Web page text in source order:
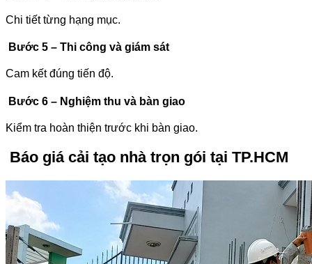
Chi tiết từng hạng mục.
Bước 5 – Thi công và giám sát
Cam kết đúng tiến độ.
Bước 6 – Nghiệm thu và bàn giao
Kiểm tra hoàn thiện trước khi bàn giao.
Báo giá cải tạo nhà trọn gói tại TP.HCM